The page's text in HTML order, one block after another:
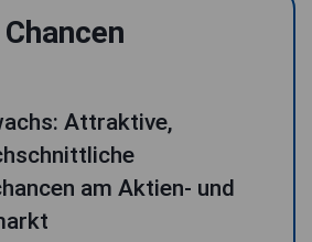
Chancen
Attraktive,
am Aktien- und